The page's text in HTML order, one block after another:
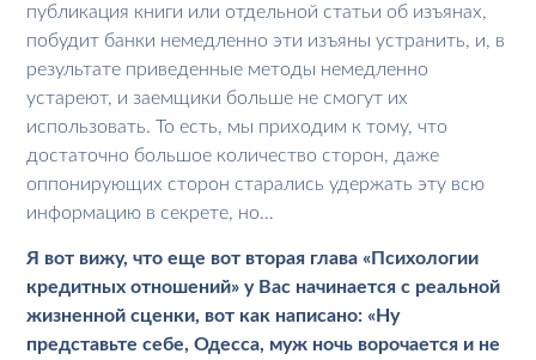
публикация книги или отдельной статьи об изъянах,
побудит банки немедленно эти изъяны устранить, и, в
результате приведенные методы немедленно
устареют, и заемщики больше не смогут их
использовать. То есть, мы приходим к тому, что
достаточно большое количество сторон, даже
оппонирующих сторон старались удержать эту всю
информацию в секрете, но…
Я вот вижу, что еще вот вторая глава «Психологии
кредитных отношений» у Вас начинается с реальной
жизненной сценки, вот как написано: «Ну
представьте себе, Одесса, муж ночь ворочается и не